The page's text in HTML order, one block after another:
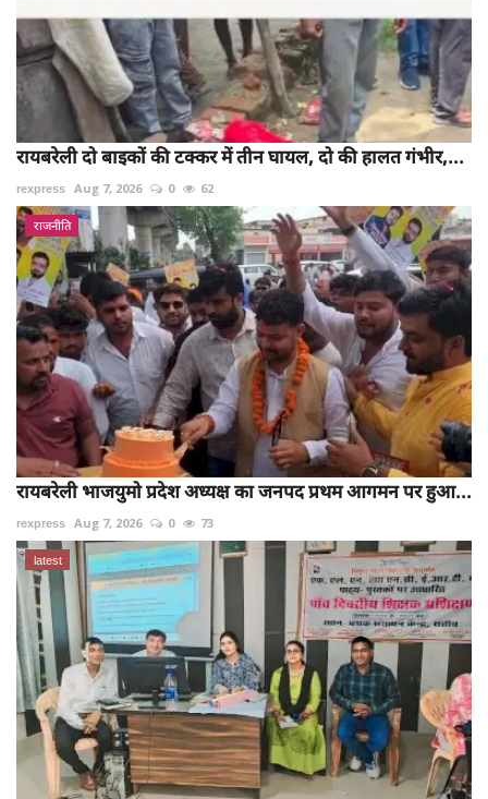
रायबरेली दो बाइकों की टक्कर में तीन घायल, दो की हालत गंभीर,...
rexpress Aug 7, 2026 0 62
राजनीति
रायबरेली भाजयुमो प्रदेश अध्यक्ष का जनपद प्रथम आगमन पर हुआ...
rexpress Aug 7, 2026 0 73
latest